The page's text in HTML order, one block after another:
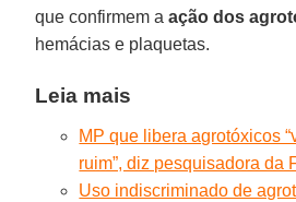
que confirmem aação dos
hemácias e plaquetas.
Leia mais
MP que libera agrotóxicos
ruim”, diz pesquisadora da
Uso indiscriminado de